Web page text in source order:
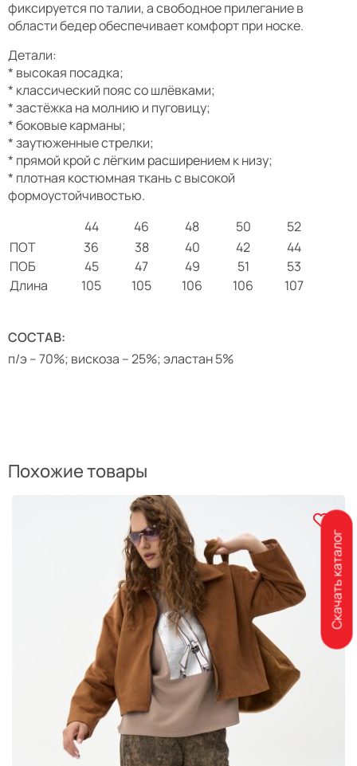
фиксируется по талии, а свободное прилегание в
области бедер обеспечивает комфорт при носке.
Детали:
* высокая посадка;
* классический пояс со шлёвками;
* застёжка на молнию и пуговицу;
* боковые карманы;
* заутюженные стрелки;
* прямой крой с лёгким расширением к низу;
* плотная костюмная ткань с высокой
формоустойчивостью.
44
46 48 50
52
ПОТ
36 38 40 42
44
ПОБ
45 47 49 51
53
Длина
105 105 106 106 107
СОСТАВ:
п/э – 70%; вискоза – 25%; эластан 5%
Похожие товары
Скачать каталог